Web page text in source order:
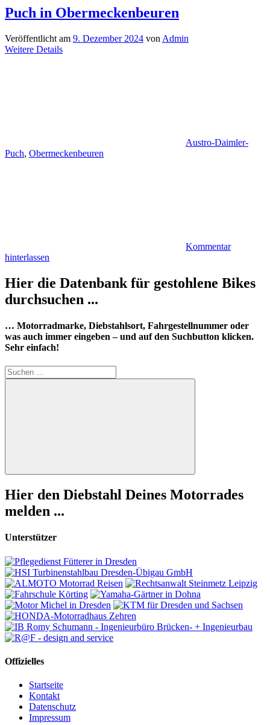
Puch in Obermeckenbeuren
Veröffentlicht am 9. Dezember 2024 von Admin
Weitere Details
Austro-Daimler-
Puch, Obermeckenbeuren
Kommentar
hinterlassen
Hier die Datenbank für gestohlene Bikes
durchsuchen ...
… Motorradmarke, Diebstahlsort, Fahrgestellnummer oder
was auch immer eingeben – und auf den Suchbutton klicken.
Sehr einfach!
Suchen
nach:
Suchen
Hier den Diebstahl Deines Motorrades
melden ...
Unterstützer
Offizielles
Startseite
Kontakt
Datenschutz
Impressum